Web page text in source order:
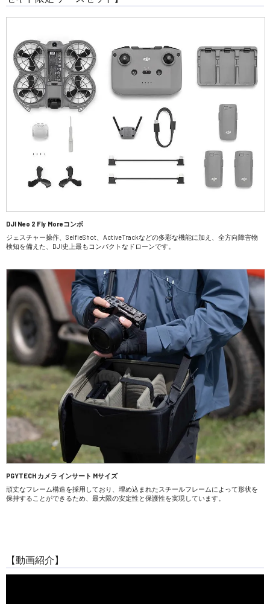
DJI Neo 2 Fly Moreコンボ
ジェスチャー操作、SelfieShot、ActiveTrackなどの多彩な機能に加え、全方向障害物
検知を備えた、DJI史上最もコンパクトなドローンです。
PGYTECH カメラ インサート Mサイズ
頑丈なフレーム構造を採用しており、埋め込まれたスチールフレームによって形状を
保持することができるため、最大限の安定性と保護性を実現しています。
【動画紹介】